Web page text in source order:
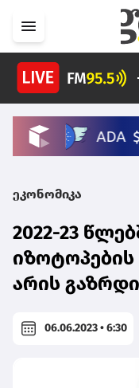
ეკონომიკა
2022-23
არის
06.06.2023 • 6:30